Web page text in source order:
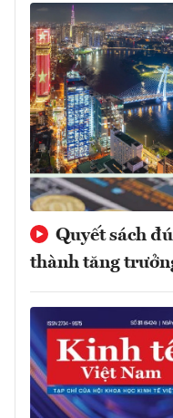
Quyết sách
thành tăng